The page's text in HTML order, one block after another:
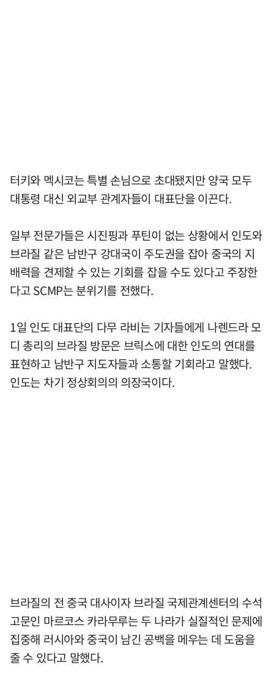
터키와 멕시코는 특별 손님으로 초대됐지만 양국 모두
대통령 대신 외교부 관계자들이 대표단을 이끈다.
일부 전문가들은 시진핑과 푸틴이 없는 상황에서 인도와
브라질 같은 남반구 강대국이 주도권을 잡아 중국의 지
배력을 견제할 수 있는 기회를 잡을 수도 있다고 주장한
다고 SCMP는 분위기를 전했다.
1일 인도 대표단의 다무 라비는 기자들에게 나렌드라 모
디 총리의 브라질 방문은 브릭스에 대한 인도의 연대를
표현하고 남반구 지도자들과 소통할 기회라고 말했다.
인도는 차기 정상회의의 의장국이다.
브라질의 전 중국 대사이자 브라질 국제관계센터의 수석
고문인 마르코스 카라무루는 두 나라가 실질적인 문제에
집중해 러시아와 중국이 남긴 공백을 메우는 데 도움을
줄 수 있다고 말했다.